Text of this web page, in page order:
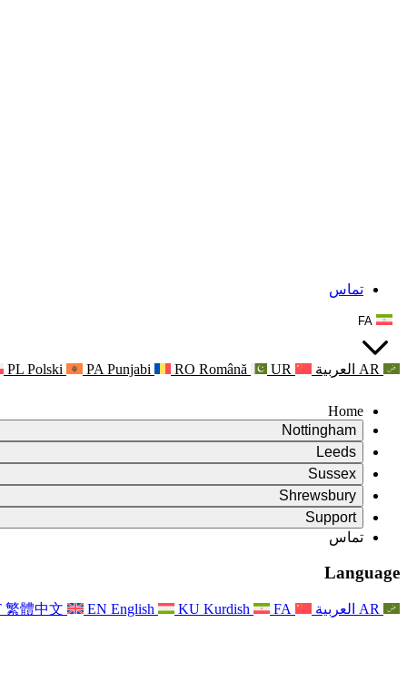
تماس
FA
AR العربية PL Polski PA Punjabi RO Română UR
Home
Nottingham
Review
رئیس بررسی
تیم بررسی مستقل
شرایط مرجع
گزارش نهایی بررسی مستقل
سوالات متداول
For Families
فرآیند بازخورد خانواده
آخرین به‌روزرسانی‌ها
خبرنامه‌ها
Leeds
Review
رئیس بررسی
تیم بررسی مستقل
شرایط مرجع
تماس
حمایت روانی از خانواده‌ها
رویدادها
Sussex
Review
رئیس بررسی
تیم بررسی مستقل
شرایط مرجع
For Families
به روز رسانی برای خانواده ها
Shrewsbury
Review
شرح وظایف برای بررسی زایمان
اطلاعیه ها
Reports
گزارش نهایی بررسی مستقل
اولین گزارش از نشریه ایندیپندنت ریویو
For Families
Support
Leeds
Nottingham
خدمات پشتیبانی روانشناختی خانواده
پشتیبانی بحران سلامت روان
خدمات منطقه‌ای ناتینگهام
تماس
Language
AR العربية 繁體中文 EN English KU Kurdish FA